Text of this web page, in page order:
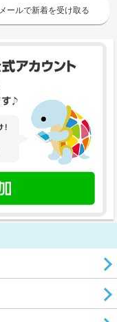
メールで新着を受け取る